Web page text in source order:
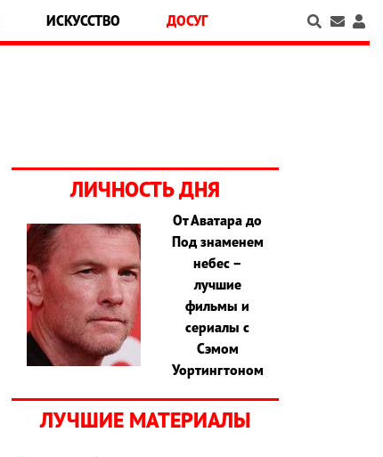
ИСКУССТВО ДОСУГ
ЛИЧНОСТЬ ДНЯ
От Аватара до
Под знаменем
небес –
лучшие
фильмы и
сериалы с
Сэмом
Уортингтоном
ЛУЧШИЕ МАТЕРИАЛЫ